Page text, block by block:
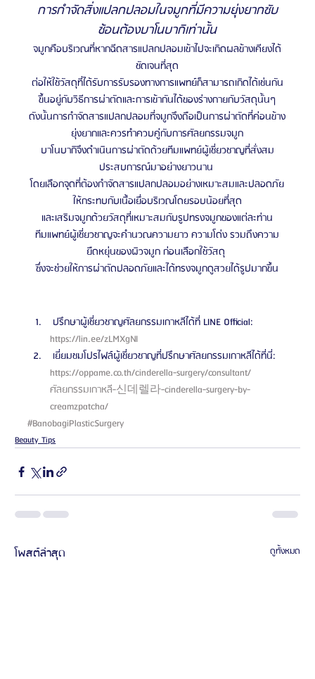
การกำจัดสิ่งแปลกปลอมในจมูกที่มีความยุ่งยากซับ
ซ้อนต้องบาโนบากิเท่านั้น
จมูกคือบริเวณที่หากฉีดสารแปลกปลอมเข้าไปจะเกิดผลข้างเคียงได้
ชัดเจนที่สุด
ต่อให้ใช้วัสดุที่ได้รับการรับรองทางการแพทย์ก็สามารถเกิดได้เช่นกัน
ขึ้นอยู่กับวิธีการผ่าตัดและการเข้ากันได้ของร่างกายกับวัสดุนั้นๆ
ดังนั้นการกำจัดสารแปลกปลอมที่จมูกจึงถือเป็นการผ่าตัดที่ค่อนข้าง
ยุ่งยากและควรทำควบคู่กับการศัลยกรรมจมูก
บาโนบากิจึงดำเนินการผ่าตัดด้วยทีมแพทย์ผู้เชี่ยวชาญที่สั่งสม
ประสบการณ์มาอย่างยาวนาน
โดยเลือกจุดที่ต้องกำจัดสารแปลกปลอมอย่างเหมาะสมและปลอดภัย
ให้กระทบกับเนื้อเยื่อบริเวณโดยรอบน้อยที่สุด
และเสริมจมูกด้วยวัสดุที่เหมาะสมกับรูปทรงจมูกของแต่ละท่าน
ทีมแพทย์ผู้เชี่ยวชาญจะคำนวณความยาว ความโด่ง รวมถึงความ
ยืดหยุ่นของผิวจมูก ก่อนเลือกใช้วัสดุ
ซึ่งจะช่วยให้การผ่าตัดปลอดภัยและได้ทรงจมูกดูสวยได้รูปมากขึ้น
ปรึกษาผู้เชี่ยวชาญศัลยกรรมเกาหลีได้ที่ LINE Official:
https://lin.ee/zLMXgNI
เยี่ยมชมโปรไฟล์ผู้เชี่ยวชาญที่ปรึกษาศัลยกรรมเกาหลีได้ที่นี่:
https://oppame.co.th/cinderella-surgery/consultant/
ศัลยกรรมเกาหลี-신데렐라-cinderella-surgery-by-
creamzpatcha/
#BanobagiPlasticSurgery
Beauty Tips
โพสต์ล่าสุด ดูทั้งหมด